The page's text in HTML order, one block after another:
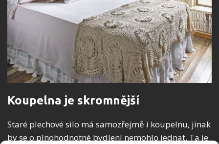
Koupelna je skromnější
Staré plechové silo má samozřejmě i koupelnu, jinak
by se o plnohodnotné bydlení nemohlo jednat. Ta je